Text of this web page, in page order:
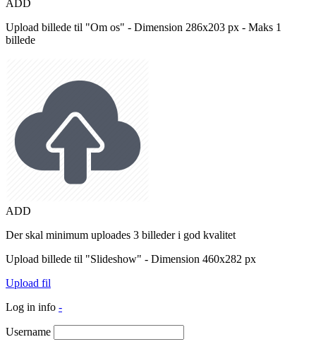
ADD
Upload billede til "Om os" - Dimension 286x203 px - Maks 1
billede
ADD
Der skal minimum uploades 3 billeder i god kvalitet
Upload billede til "Slideshow" - Dimension 460x282 px
Upload fil
Log in info -
Username